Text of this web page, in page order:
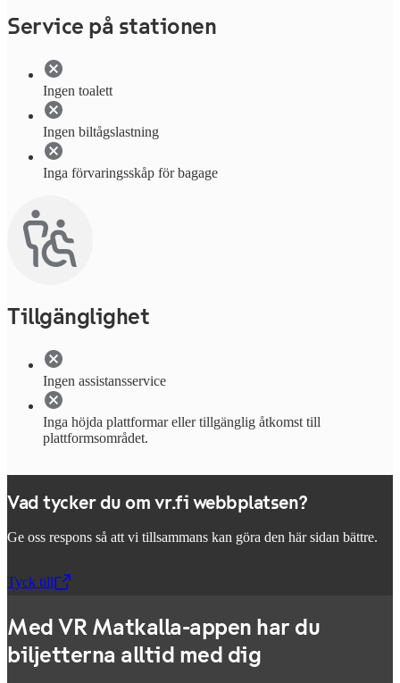
Service på stationen
Ingen toalett
Ingen biltågslastning
Inga förvaringsskåp för bagage
Tillgänglighet
Ingen assistansservice
Inga höjda plattformar eller tillgänglig åtkomst till
plattformsområdet.
Vad tycker du om vr.fi webbplatsen?
Ge oss respons så att vi tillsammans kan göra den här sidan bättre.
Tyck till
,Öppnas i en ny flik
Med VR Matkalla-appen har du
biljetterna alltid med dig